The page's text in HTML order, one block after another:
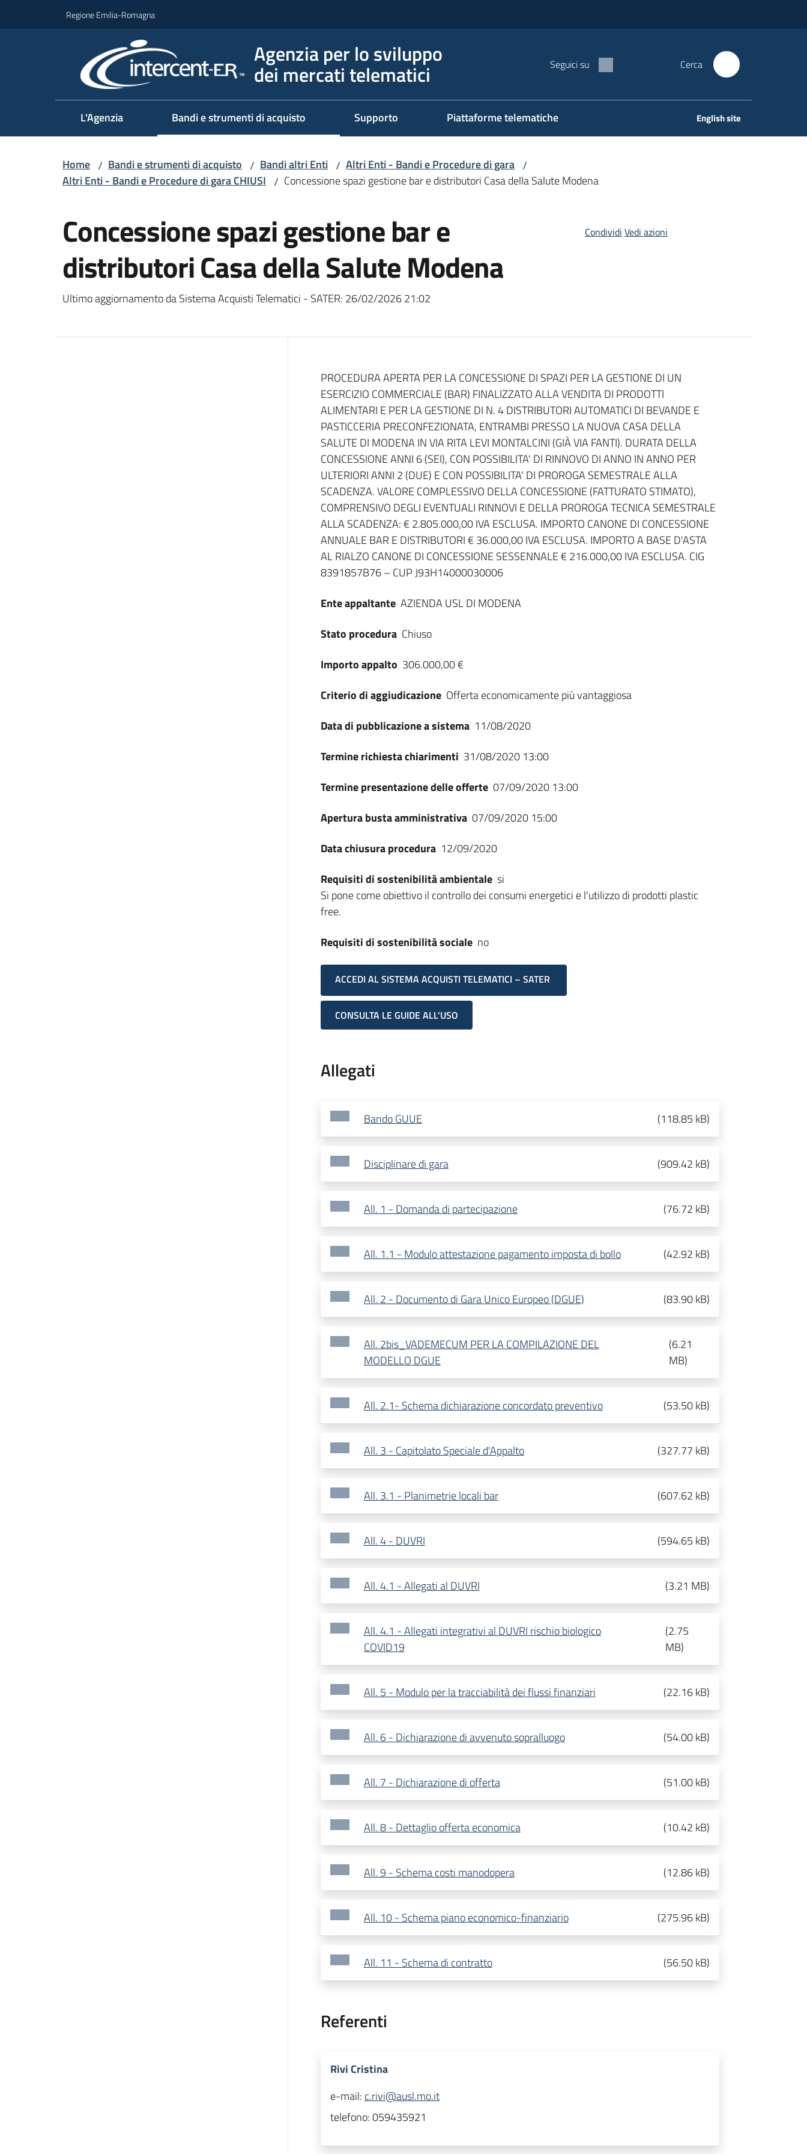
Regione Emilia-Romagna
Agenzia per lo sviluppo
dei mercati telematici Seguici su Cerca
L'Agenzia Bandi e strumenti di acquisto Supporto Piattaforme telematiche English site
Home / Bandi e strumenti di acquisto / Bandi altri Enti / Altri Enti - Bandi e Procedure di gara /
Altri Enti - Bandi e Procedure di gara CHIUSI / Concessione spazi gestione bar e distributori Casa della Salute Modena
Concessione spazi gestione bar e
distributori Casa della Salute Modena
Ultimo aggiornamento da Sistema Acquisti Telematici - SATER: 26/02/2026 21:02
Condividi Vedi azioni
Dati del bando
PROCEDURA APERTA PER LA CONCESSIONE DI SPAZI PER LA GESTIONE DI UN
ESERCIZIO COMMERCIALE (BAR) FINALIZZATO ALLA VENDITA DI PRODOTTI
ALIMENTARI E PER LA GESTIONE DI N. 4 DISTRIBUTORI AUTOMATICI DI BEVANDE E
PASTICCERIA PRECONFEZIONATA, ENTRAMBI PRESSO LA NUOVA CASA DELLA
SALUTE DI MODENA IN VIA RITA LEVI MONTALCINI (GIÀ VIA FANTI). DURATA DELLA
CONCESSIONE ANNI 6 (SEI), CON POSSIBILITA' DI RINNOVO DI ANNO IN ANNO PER
ULTERIORI ANNI 2 (DUE) E CON POSSIBILITA' DI PROROGA SEMESTRALE ALLA
SCADENZA. VALORE COMPLESSIVO DELLA CONCESSIONE (FATTURATO STIMATO),
COMPRENSIVO DEGLI EVENTUALI RINNOVI E DELLA PROROGA TECNICA SEMESTRALE
ALLA SCADENZA: € 2.805.000,00 IVA ESCLUSA. IMPORTO CANONE DI CONCESSIONE
ANNUALE BAR E DISTRIBUTORI € 36.000,00 IVA ESCLUSA. IMPORTO A BASE D'ASTA
AL RIALZO CANONE DI CONCESSIONE SESSENNALE € 216.000,00 IVA ESCLUSA. CIG
8391857B76 – CUP J93H14000030006
Ente appaltante AZIENDA USL DI MODENA
Stato procedura Chiuso
Importo appalto 306.000,00 €
Criterio di aggiudicazione Offerta economicamente più vantaggiosa
Data di pubblicazione a sistema 11/08/2020
Termine richiesta chiarimenti 31/08/2020 13:00
Termine presentazione delle offerte 07/09/2020 13:00
Apertura busta amministrativa 07/09/2020 15:00
Data chiusura procedura 12/09/2020
Requisiti di sostenibilità ambientale si
Si pone come obiettivo il controllo dei consumi energetici e l'utilizzo di prodotti plastic
free.
Requisiti di sostenibilità sociale no
ACCEDI AL SISTEMA ACQUISTI TELEMATICI – SATER
CONSULTA LE GUIDE ALL'USO
Allegati
Bando GUUE (118.85 kB)
Disciplinare di gara (909.42 kB)
All. 1 - Domanda di partecipazione (76.72 kB)
All. 1.1 - Modulo attestazione pagamento imposta di bollo (42.92 kB)
All. 2 - Documento di Gara Unico Europeo (DGUE) (83.90 kB)
All. 2bis_VADEMECUM PER LA COMPILAZIONE DEL
MODELLO DGUE
(6.21
MB)
All. 2.1- Schema dichiarazione concordato preventivo (53.50 kB)
All. 3 - Capitolato Speciale d'Appalto (327.77 kB)
All. 3.1 - Planimetrie locali bar (607.62 kB)
All. 4 - DUVRI (594.65 kB)
All. 4.1 - Allegati al DUVRI (3.21 MB)
All. 4.1 - Allegati integrativi al DUVRI rischio biologico
COVID19
(2.75
MB)
All. 5 - Modulo per la tracciabilità dei flussi finanziari (22.16 kB)
All. 6 - Dichiarazione di avvenuto sopralluogo (54.00 kB)
All. 7 - Dichiarazione di offerta (51.00 kB)
All. 8 - Dettaglio offerta economica (10.42 kB)
All. 9 - Schema costi manodopera (12.86 kB)
All. 10 - Schema piano economico-finanziario (275.96 kB)
All. 11 - Schema di contratto (56.50 kB)
Referenti
Rivi Cristina
e-mail: c.rivi@ausl.mo.it
telefono:059435921